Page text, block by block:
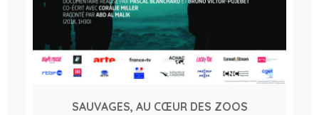
SAUVAGES, AU CŒUR DES ZOOS